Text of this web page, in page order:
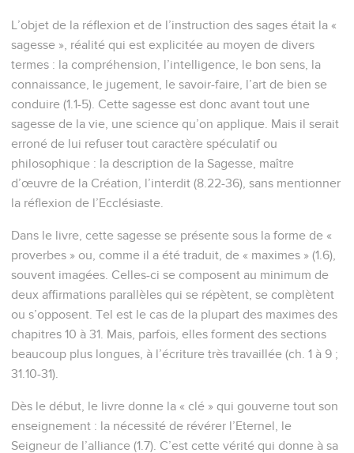
L’objet de la réflexion et de l’instruction des sages était la «
sagesse », réalité qui est explicitée au moyen de divers
termes : la compréhension, l’intelligence, le bon sens, la
connaissance, le jugement, le savoir-faire, l’art de bien se
conduire (1.1-5). Cette sagesse est donc avant tout une
sagesse de la vie, une science qu’on applique. Mais il serait
erroné de lui refuser tout caractère spéculatif ou
philosophique : la description de la Sagesse, maître
d’œuvre de la Création, l’interdit (8.22-36), sans mentionner
la réflexion de l’Ecclésiaste.
Dans le livre, cette sagesse se présente sous la forme de «
proverbes » ou, comme il a été traduit, de « maximes » (1.6),
souvent imagées. Celles-ci se composent au minimum de
deux affirmations parallèles qui se répètent, se complètent
ou s’opposent. Tel est le cas de la plupart des maximes des
chapitres 10 à 31. Mais, parfois, elles forment des sections
beaucoup plus longues, à l’écriture très travaillée (ch. 1 à 9 ;
31.10-31).
Dès le début, le livre donne la « clé » qui gouverne tout son
enseignement : la nécessité de révérer l’Eternel, le
Seigneur de l’alliance (1.7). C’est cette vérité qui donne à sa